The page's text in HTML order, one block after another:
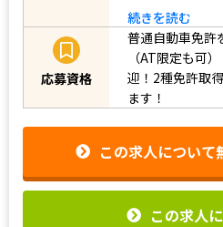
続きを読む
応募資格
普通自動車免許
（AT限定も可）
迎！2種免許取
ます！
この求人について
この求人